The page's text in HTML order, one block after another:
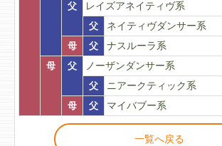
父
レイズアネイティヴ系
父
ネイティヴダンサー系
母
父
ナスルーラ系
母
父
ノーザンダンサー系
父
ニアークティック系
母
父 マイバブー系
一覧へ戻る